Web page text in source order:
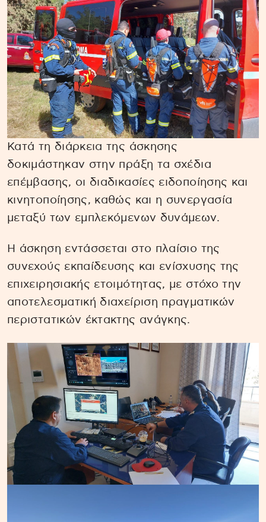
Κατά τη διάρκεια της άσκησης
δοκιμάστηκαν στην πράξη τα σχέδια
επέμβασης, οι διαδικασίες ειδοποίησης και
κινητοποίησης, καθώς και η συνεργασία
μεταξύ των εμπλεκόμενων δυνάμεων.
Η άσκηση εντάσσεται στο πλαίσιο της
συνεχούς εκπαίδευσης και ενίσχυσης της
επιχειρησιακής ετοιμότητας, με στόχο την
αποτελεσματική διαχείριση πραγματικών
περιστατικών έκτακτης ανάγκης.